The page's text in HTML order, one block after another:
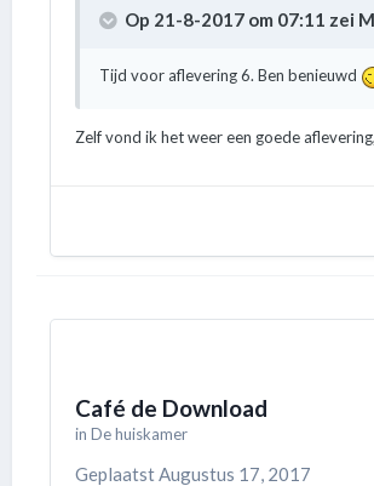
Op 21-8-2017 om 07:11 zei
Tijd voor aflevering 6. Ben benieuwd
Zelf vond ik het weer een goede
Café de Download
in De huiskamer
GeplaatstAugustus 17, 2017